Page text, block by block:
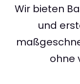
Wir bieten
und
ohne